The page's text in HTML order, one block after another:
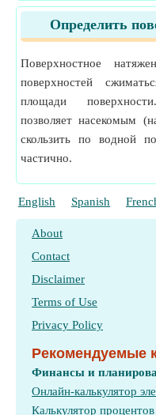
Определить
Поверхностное
поверхностей
площади
позволяет насекомым
скользить по водной
частично.
English Spanish
About
Contact
Disclaimer
Terms of Use
Privacy Policy
Рекомендуемые
Финансы и
Онлайн-калькулятор
Калькулятор процентов